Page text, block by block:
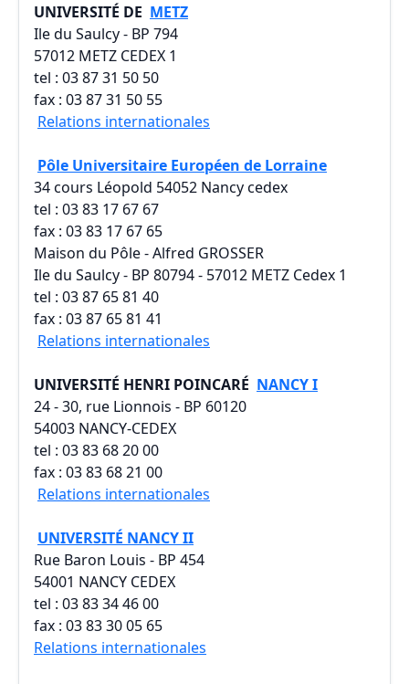
UNIVERSITÉ DE METZ
Ile du Saulcy - BP 794
57012 METZ CEDEX 1
tel : 03 87 31 50 50
fax : 03 87 31 50 55
Relations internationales
Pôle Universitaire Européen de Lorraine
34 cours Léopold 54052 Nancy cedex
tel : 03 83 17 67 67
fax : 03 83 17 67 65
Maison du Pôle - Alfred GROSSER
Ile du Saulcy - BP 80794 - 57012 METZ Cedex 1
tel : 03 87 65 81 40
fax : 03 87 65 81 41
Relations internationales
UNIVERSITÉ HENRI POINCARÉ NANCY I
24 - 30, rue Lionnois - BP 60120
54003 NANCY-CEDEX
tel : 03 83 68 20 00
fax : 03 83 68 21 00
Relations internationales
UNIVERSITÉ NANCY II
Rue Baron Louis - BP 454
54001 NANCY CEDEX
tel : 03 83 34 46 00
fax : 03 83 30 05 65
Relations internationales